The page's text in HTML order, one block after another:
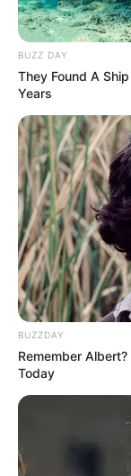
2. Seperti
digunakan
membumbui
3. Warna pink
oleh
natrium
kalsium
BUZZ DAY
They Found A
Years
BUZZDAY
Remember
Today